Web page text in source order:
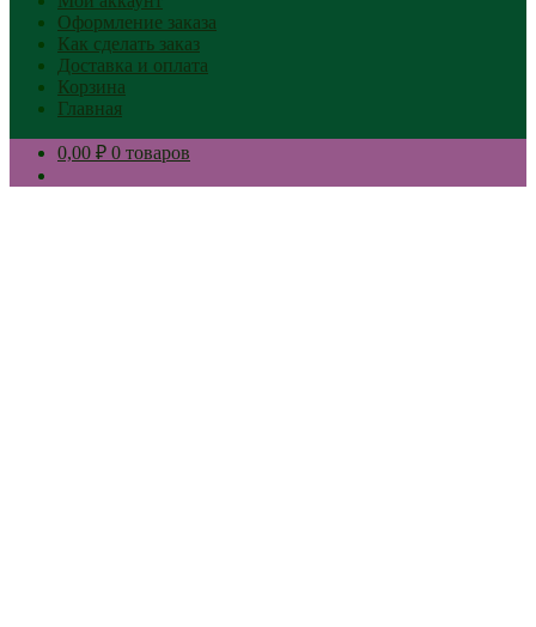
Оформление заказа
Как сделать заказ
Доставка и оплата
Корзина
Главная
0,00 ₽ 0 товаров